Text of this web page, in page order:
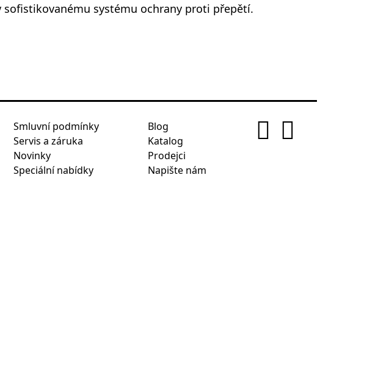
systému ochrany proti přepětí.
Smluvní podmínky
Servis a záruka
Novinky
Speciální nabídky
Blog
Katalog
Prodejci
Napište nám